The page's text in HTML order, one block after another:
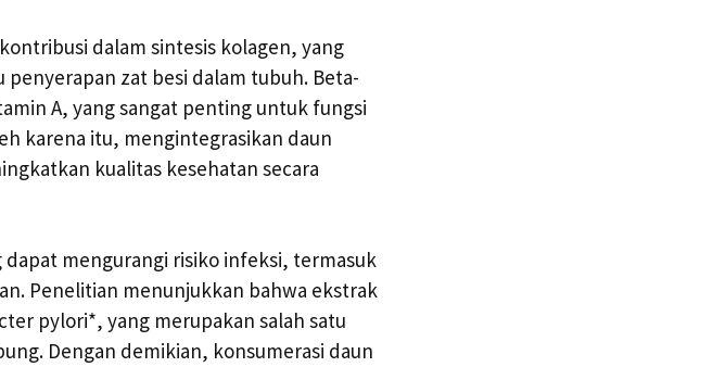
dalam sintesis kolagen, yang
zat besi dalam tubuh. Beta-
A, yang sangat penting untuk fungsi
karena itu, mengintegrasikan daun
kualitas kesehatan secara
mengurangi risiko infeksi, termasuk
Penelitian menunjukkan bahwa ekstrak
pylori*, yang merupakan salah satu
Dengan demikian, konsumerasi daun